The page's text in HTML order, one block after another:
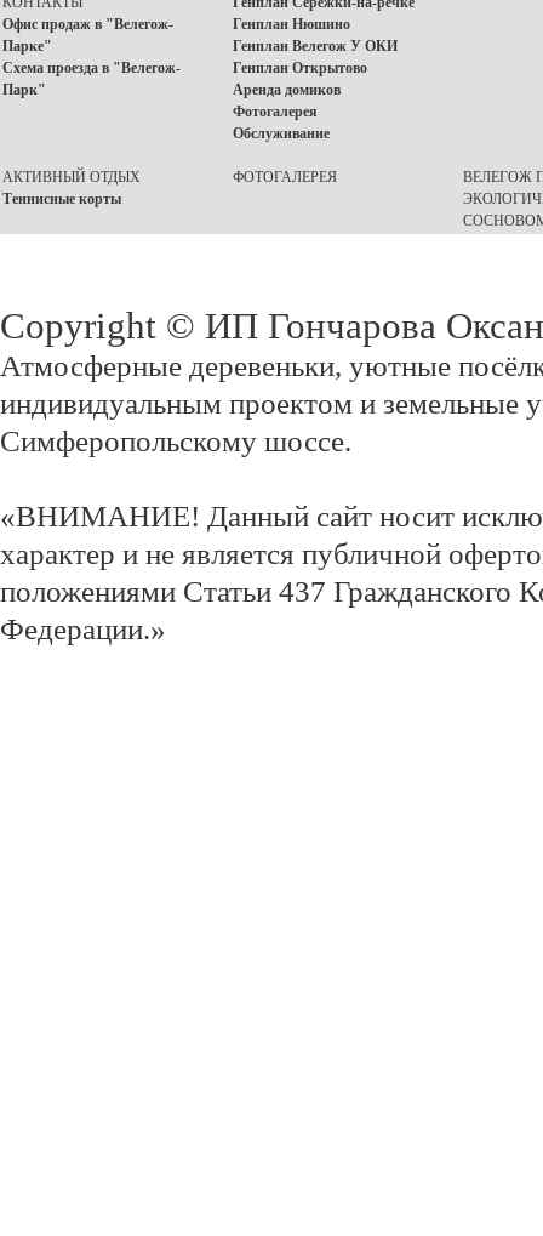
Офис продаж в "Велегож-
Парке"
Схема проезда в "Велегож-
Парк"
Генплан Нюшино
Генплан Велегож У ОКИ
Генплан Открытово
Аренда домиков
Фотогалерея
Обслуживание
АКТИВНЫЙ ОТДЫХ
Теннисные корты
ФОТОГАЛЕРЕЯ
ВЕЛЕГОЖ
Copyright © ИП Гончарова
Атмосферные деревеньки, уютные
индивидуальным проектом и земельные
Симферопольскому шоссе.
«ВНИМАНИЕ! Данный сайт носит
характер и не является публичной
положениями Статьи 437 Гражданского
Федерации.»